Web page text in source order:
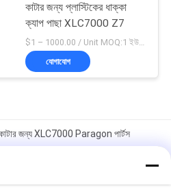
কাটার জন্য প্লাস্টিকের ধাক্কা
ক্যাপ পাছা XLC7000 Z7
যোগাযোগ
জন্য XLC7000 Paragon পার্টস
অটো কাটার XLC7000 / Z7 এর জন্য